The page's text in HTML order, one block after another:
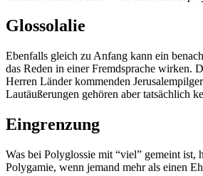
Glossolalie
Ebenfalls gleich zu Anfang kann ein
das Reden in einer Fremdsprache wirken.
Herren Länder kommenden
Lautäußerungen gehören aber tatsächlich
Eingrenzung
Was bei Polyglossie mit “viel” gemeint ist,
Polygamie, wenn jemand mehr als einen